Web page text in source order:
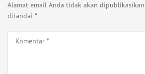
Alamat email Anda tidak akan dipublikasikan.
ditandai *